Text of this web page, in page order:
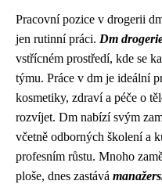
Pracovní pozice v drogerii
jen rutinní práci. Dm
vstřícném prostředí, kde se
týmu. Práce v dm je ideální
kosmetiky, zdraví a péče o
rozvíjet. Dm nabízí svým
včetně odborných školení a
profesním růstu. Mnoho
ploše, dnes zastává